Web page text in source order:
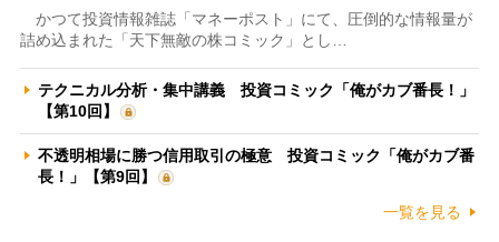
かつて投資情報雑誌「マネーポスト」にて、圧倒的な情報量が
詰め込まれた「天下無敵の株コミック」とし…
テクニカル分析・集中講義 投資コミック「俺がカブ番長！」
【第10回】
不透明相場に勝つ信用取引の極意 投資コミック「俺がカブ番
長！」【第9回】
一覧を見る